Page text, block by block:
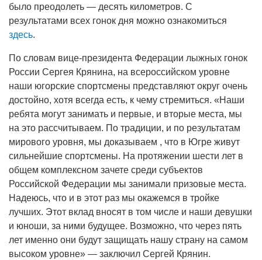
было преодолеть — десять километров. С
результатами всех гонок дня можно ознакомиться
здесь.
По словам вице-президента Федерации лыжных гонок
России Сергея Крянина, на всероссийском уровне
наши югорские спортсмены представляют округ очень
достойно, хотя всегда есть, к чему стремиться. «Наши
ребята могут занимать и первые, и вторые места, мы
на это рассчитываем. По традиции, и по результатам
мирового уровня, мы доказываем , что в Югре живут
сильнейшие спортсмены. На протяжении шести лет в
общем комплексном зачете среди субъектов
Российской Федерации мы занимали призовые места.
Надеюсь, что и в этот раз мы окажемся в тройке
лучших. Этот вклад вносят в том числе и наши девушки
и юноши, за ними будущее. Возможно, что через пять
лет именно они будут защищать нашу страну на самом
высоком уровне» — заключил Сергей Крянин.